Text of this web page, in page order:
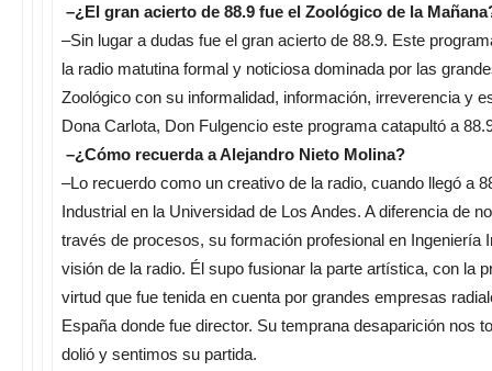
–¿El gran acierto de 88.9 fue el Zoológico de la
–Sin lugar a dudas fue el gran acierto de 88.9. Este
la radio matutina formal y noticiosa dominada por las
Zoológico con su informalidad, información, irreverencia y
Dona Carlota, Don Fulgencio este programa catapultó a
–¿Cómo recuerda a Alejandro Nieto Molina?
–Lo recuerdo como un creativo de la radio, cuando llegó a
Industrial en la Universidad de Los Andes. A diferencia de
través de procesos, su formación profesional en Ingeniería
visión de la radio. Él supo fusionar la parte artística, con la
virtud que fue tenida en cuenta por grandes empresas
España donde fue director. Su temprana desaparición nos
dolió y sentimos su partida.